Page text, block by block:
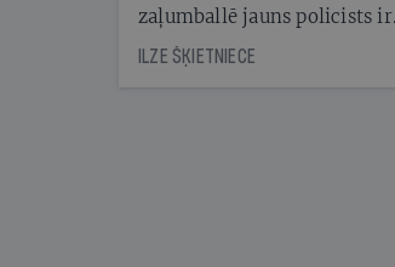
zaļumballē jauns policists ir
nonācis cietumā, bet
cienījams pedagogs — kapos.
ILZE ŠĶIETNIECE